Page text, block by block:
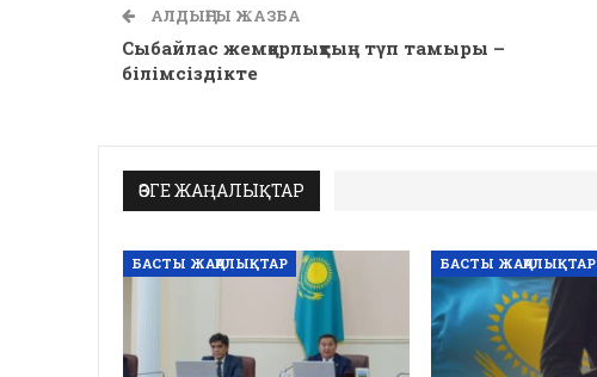
АЛДЫҢҒЫ ЖАЗБА
Сыбайлас жемқорлықтың түп тамыры –
білімсіздікте
ӨЗГЕ ЖАҢАЛЫҚТАР
БАСТЫ ЖАҢАЛЫҚТАР БАСТЫ ЖАҢАЛЫҚТАР